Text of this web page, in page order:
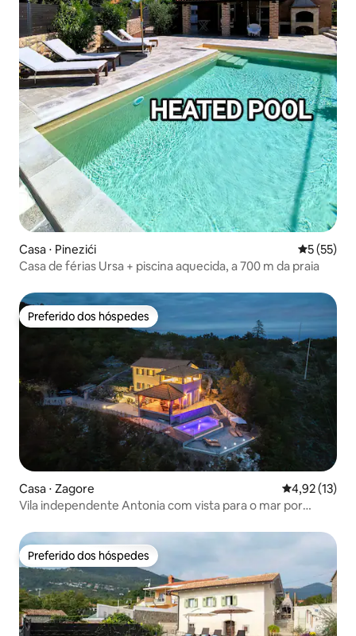
Casa ⋅ Pinezići 5 de uma
5 (55)
Casa de férias Ursa + piscina aquecida, a 700 m da praia
Preferido dos hóspedes
Preferido dos hóspedes
Casa ⋅ Zagore 4,92 de uma
4,92 (13)
Vila independente Antonia com vista para o mar por
Preferido dos hóspedes
Preferido dos hóspedes